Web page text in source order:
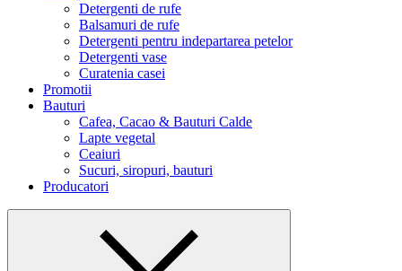
Detergenti de rufe
Balsamuri de rufe
Detergenti pentru indepartarea petelor
Detergenti vase
Curatenia casei
Promotii
Bauturi
Cafea, Cacao & Bauturi Calde
Lapte vegetal
Ceaiuri
Sucuri, siropuri, bauturi
Producatori